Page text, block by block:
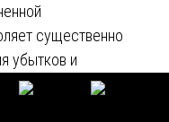
существенно
убытков и
будет
на ликвидацию